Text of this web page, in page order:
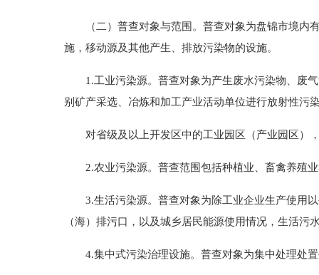
（二）普查对象与范围。普查对象为盘锦市境内有
施，移动源及其他产生、排放污染物的设施。
1.工业污染源。普查对象为产生废水污染物、废气
别矿产采选、冶炼和加工产业活动单位进行放射性污
对省级及以上开发区中的工业园区（产业园区）
2.农业污染源。普查范围包括种植业、畜禽养殖业
3.生活污染源。普查对象为除工业企业生产使用以
（海）排污口，以及城乡居民能源使用情况，生活污
4.集中式污染治理设施。普查对象为集中处理处置